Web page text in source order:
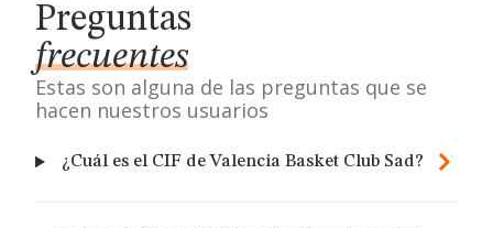
Preguntas
frecuentes
Estas son alguna de las preguntas que se
hacen nuestros usuarios
¿Cuál es el CIF de Valencia Basket Club Sad?